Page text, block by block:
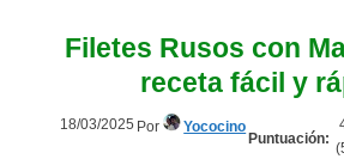
Filetes Rusos con
receta fácil y
18/03/2025 Por Yococino
Puntuación:
(